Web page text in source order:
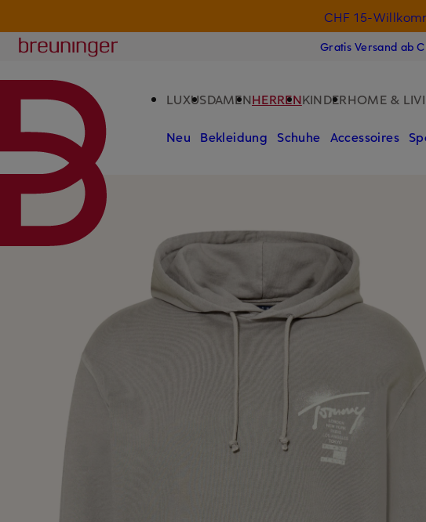
CHF 15-
Breuninger
Gratis Versand ab
LUXUSDAMENHERRENKINDERHOME &
Neu Bekleidung Schuhe Accessoires